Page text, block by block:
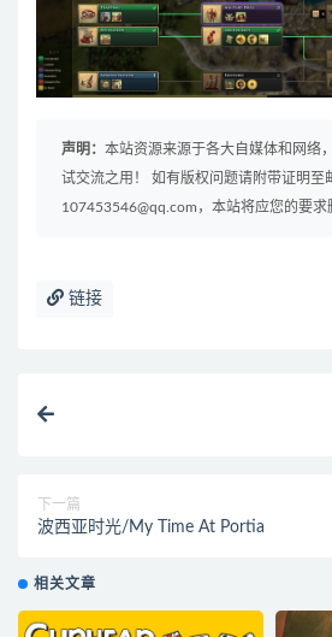
声明： 本站资源来源于各大自媒体和网络
试交流之用！ 如有版权问题请附带证明至
107453546@qq.com，本站将应您的要求
链接
下一篇
波西亚时光/My Time At Portia
相关文章